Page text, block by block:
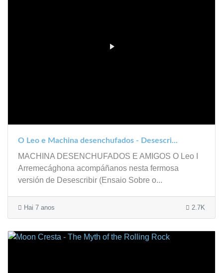
O Leo e Machina desenchufados - Desescri...
MACHINA DESENCHUFADOS E AMIGOS O Leo I
Arremecághona acompáñanos nesta fermosa
versión de Desescribir (Ensaio Sobre o...
Hai 7 anos 2.7K